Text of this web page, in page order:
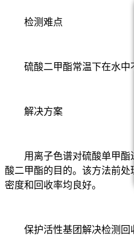
检测难点
硫酸二甲酯常温下在水中
解决方案
用离子色谱对硫酸单甲酯
酸二甲酯的目的。该方法前
密度和回收率均良好。
保护活性基团解决检测回